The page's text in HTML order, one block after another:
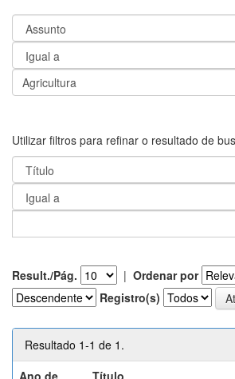
Utilizar filtros para refinar o resultado de
Result./Pág. | Ordenar por
Registro(s)
Resultado 1-1 de 1.
Ano de
Título